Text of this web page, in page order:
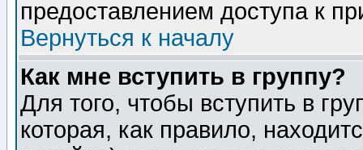
предоставлением доступа к
Вернуться к началу
Как мне вступить в группу?
Для того, чтобы вступить в
которая, как правило,